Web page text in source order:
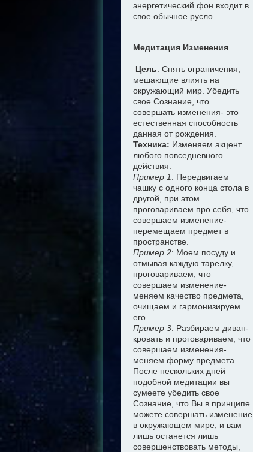
энергетический фон входит в
свое обычное русло.
Медитация Изменения
Цель: Снять ограничения,
мешающие влиять на
окружающий мир. Убедить
свое Сознание, что
совершать изменения- это
естественная способность
данная от рождения.
Техника: Изменяем акцент
любого повседневного
действия.
Пример 1: Передвигаем
чашку с одного конца стола в
другой, при этом
проговариваем про себя, что
совершаем изменение-
перемещаем предмет в
пространстве.
Пример 2: Моем посуду и
отмывая каждую тарелку,
проговариваем, что
совершаем изменение-
меняем качество предмета,
очищаем и гармонизируем
его.
Пример 3: Разбираем диван-
кровать и проговариваем, что
совершаем изменения-
меняем форму предмета.
После нескольких дней
подобной медитации вы
сумеете убедить свое
Сознание, что Вы в принципе
можете совершать изменение
в окружающем мире, и вам
лишь останется лишь
совершенствовать методы,